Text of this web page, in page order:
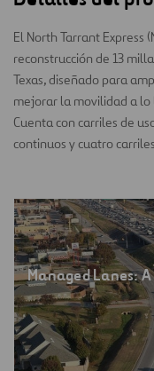
El North Tarrant Express
reconstrucción de 13
Texas, diseñado para
mejorar la movilidad a
Cuenta con carriles de
continuos y cuatro